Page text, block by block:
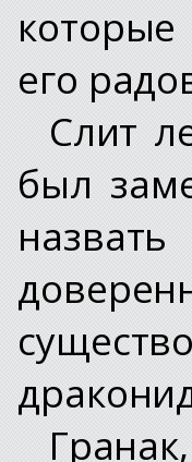
его
Слит
был